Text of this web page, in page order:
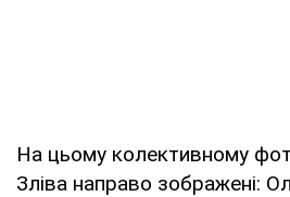
На цьому колективному
Зліва направо зображені: